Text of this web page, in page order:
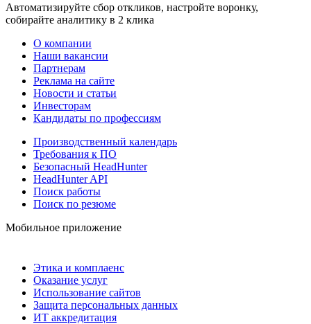
Автоматизируйте сбор откликов, настройте воронку,
собирайте аналитику в 2 клика
О компании
Наши вакансии
Партнерам
Реклама на сайте
Новости и статьи
Инвесторам
Кандидаты по профессиям
Производственный календарь
Требования к ПО
Безопасный HeadHunter
HeadHunter API
Поиск работы
Поиск по резюме
Мобильное приложение
Этика и комплаенс
Оказание услуг
Использование сайтов
Защита персональных данных
ИТ аккредитация